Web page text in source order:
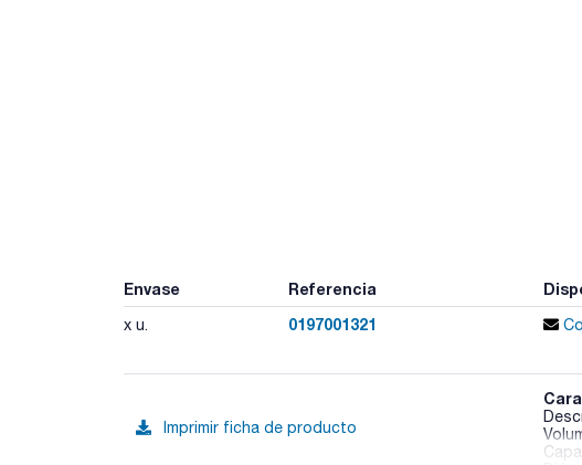
Envase Referencia
x u. 0197001321
Imprimir ficha de producto